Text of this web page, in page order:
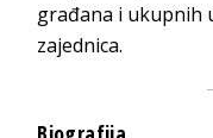
građana i ukupnih
zajednica.